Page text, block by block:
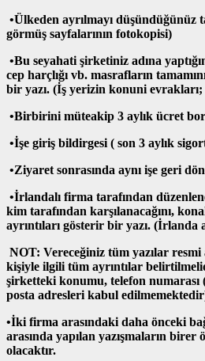
•Ülkeden ayrılmayı
görmüş sayfalarının fotokopisi)
•Bu seyahati şirketiniz adına
cep harçlığı vb. masrafların
bir yazı. (İş yerizin konuni
•Birbirini müteakip 3 aylık ücret
•İşe giriş bildirgesi ( son 3 aylık
•Ziyaret sonrasında aynı işe geri
•İrlandalı firma tarafından
kim tarafından karşılanacağını,
ayrıntıları gösterir bir yazı.
NOT: Vereceğiniz tüm yazılar
kişiyle ilgili tüm ayrıntılar
şirketteki konumu, telefon numarası
posta adresleri kabul
•İki firma arasındaki daha önceki
arasında yapılan yazışmaların
olacaktır.